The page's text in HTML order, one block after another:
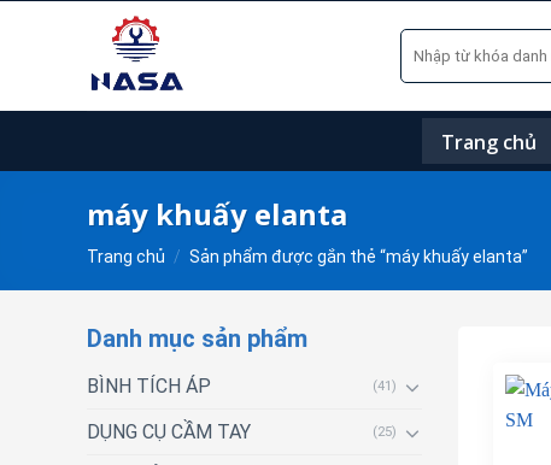
Tìm
kiếm:
Trang chủ
máy khuấy elanta
Trang chủ / Sản phẩm được gắn thẻ “máy khuấy elanta”
Danh mục sản phẩm
BÌNH TÍCH ÁP (41)
DỤNG CỤ CẦM TAY (25)